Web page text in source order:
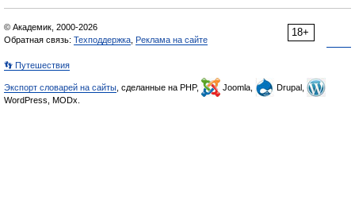
18+
© Академик, 2000-2026
Обратная связь: Техподдержка Реклама на сайте
👣 Путешествия
Экспорт словарей на сайты , сделанные на PHP, Joomla,
Drupal,
WordPress, MODx.